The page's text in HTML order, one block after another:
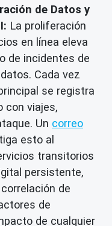
de Datos y
La proliferación
en línea eleva
de incidentes de
Cada vez
se registra
con viajes,
Un correo
esto al
transitorios
persistente,
de
de
de cualquier